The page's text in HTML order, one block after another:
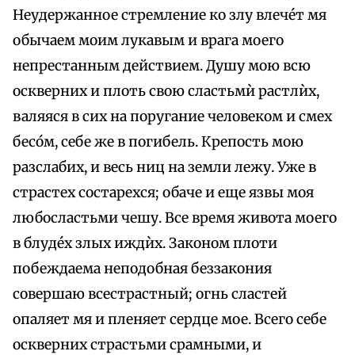
Неудержанное стремление ко злу влече́т мя
обычаем моим лукавым и врага моего
непрестанным действием. Душу мою всю
оскверних и плоть свою сластьмѝ растлѝх,
валяяся в сих на поругание человеком и смех
бесо́м, себе же в погибель. Крепость мою
разслабих, и весь ниц на земли лежу. Уже в
страстех состарехся; обаче и еще язвы моя
любосластьми чешу. Все время живота моего
в блуде́х злых иждѝх. Законом плоти
побеждаема неподобная беззакония
совершаю всестрастный; огнь сластей
опаляет мя и пленяет сердце мое. Всего себе
оскверних страстьми срамными, и